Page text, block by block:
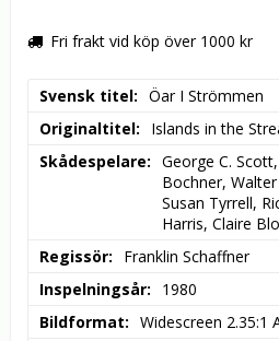
Fri frakt vid köp över 1000 kr
Svensk titel
Öar I Strömmen
Originaltitel
Islands in the
Skådespelare
George C.
Bochner,
Susan Tyrrell,
Harris, Claire
Regissör
Franklin Schaffner
Inspelningsår
1980
Bildformat
Widescreen 2.35:1